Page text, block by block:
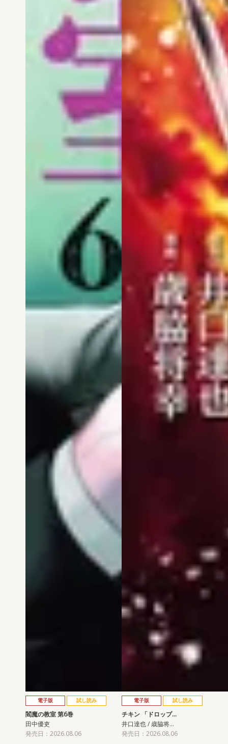
電子版 試し読み
閻魔の教室 第6巻
田中優吏
発売日：2026.08.06
電子版 試し読み
チキン 「ドロップ…
井口達也 / 歳脇将…
発売日：2026.08.06